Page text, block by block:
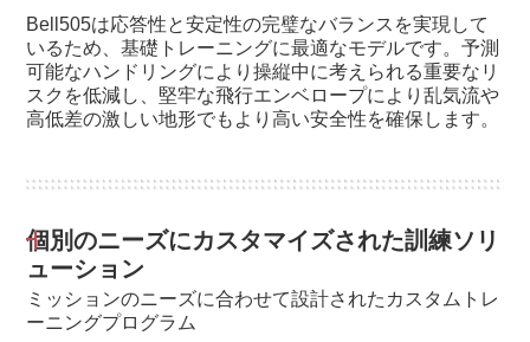
Bell505は応答性と安定性の完璧なバランスを実現して
いるため、基礎トレーニングに最適なモデルです。予測
可能なハンドリングにより操縦中に考えられる重要なリ
スクを低減し、堅牢な飛行エンベロープにより乱気流や
高低差の激しい地形でもより高い安全性を確保します。
個別のニーズにカスタマイズされた訓練ソリ
ューション
ミッションのニーズに合わせて設計されたカスタムトレ
ーニングプログラム